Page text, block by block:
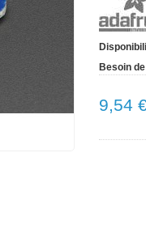
Besoin
9,54 €